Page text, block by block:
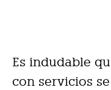
Es indudable
con servicios